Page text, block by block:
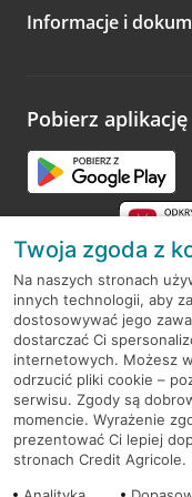
Zachęcamy do
opinie.
Informacje i
Pobierz
RODO
Regulamin serwisu
Mapa serwisu
PolitykaCookies
Twoja zgoda z
Na naszych stronach
innych technologii, aby
dostosowywać jego
dostarczać Ci
internetowych. Możesz
odrzucić pliki cookie –
serwisu. Zgody są
momencie. Wyrażenie
prezentować Ci lepiej
stronach Credit Agricole.